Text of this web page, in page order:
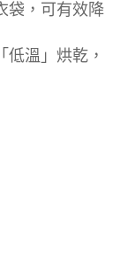
袋，可有效降
溫」烘乾，